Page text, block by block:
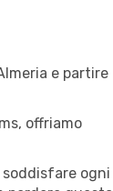
e partire
offriamo
ogni